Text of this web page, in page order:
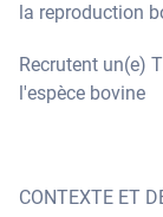
la reproduction
Recrutent un(e)
l'espèce bovine
CONTEXTE ET